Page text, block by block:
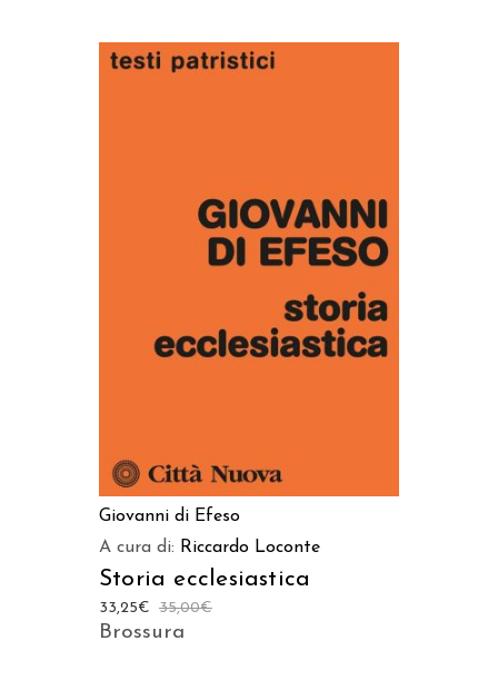
AGGIUNGI AL CARRELLO
Giovanni di Efeso
A cura di: Riccardo Loconte
Storia ecclesiastica
35,00€
33,25€
Brossura